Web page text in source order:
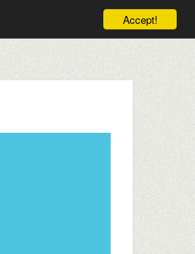
Accept!